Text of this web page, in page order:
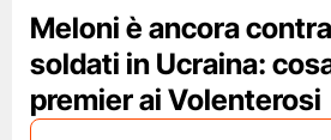
Meloni è ancora
soldati in Ucraina:
premier ai Volenterosi